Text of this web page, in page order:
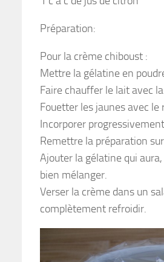
Préparation:
Pour la crème chiboust :
Mettre la gélatine en
Faire chauffer le lait avec
Fouetter les jaunes avec
Incorporer
Remettre la préparation
Ajouter la gélatine qui
bien mélanger.
Verser la crème dans un
complètement refroidir.